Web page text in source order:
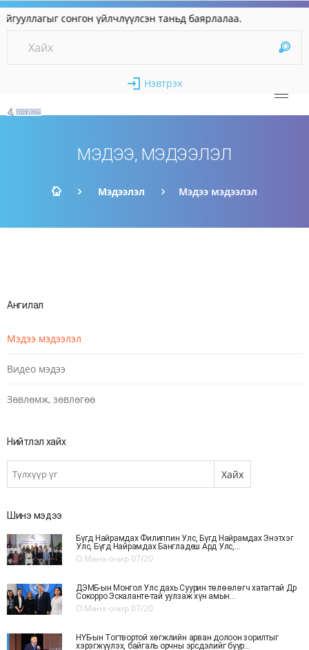
сонгон үйлчлүүлсэн таньд баярлалаа.
Нэвтрэх
МЭДЭЭ, МЭДЭЭЛЭЛ
Мэдээлэл Мэдээ мэдээлэл
Ангилал
Мэдээ мэдээлэл
Видео мэдээ
Зөвлөмж, зөвлөгөө
Нийтлэл хайх
Шинэ мэдээ
Бүгд Найрамдах Филиппин Улс, Бүгд Найрамдах Энэтхэг
Улс, Бүгд Найрамдах Бангладеш Ард Улс,...
О.Мөнх-очир 07/20
ДЭМБ-ын Монгол Улс дахь Суурин төлөөлөгч хатагтай Др
Сокорро Эскаланте-тай уулзаж хүн амын...
О.Мөнх-очир 07/20
НҮБ-ын Тогтвортой хөгжлийн арван долоон зорилтыг
хэрэгжүүлэх, байгаль орчны эрсдэлийг буур...